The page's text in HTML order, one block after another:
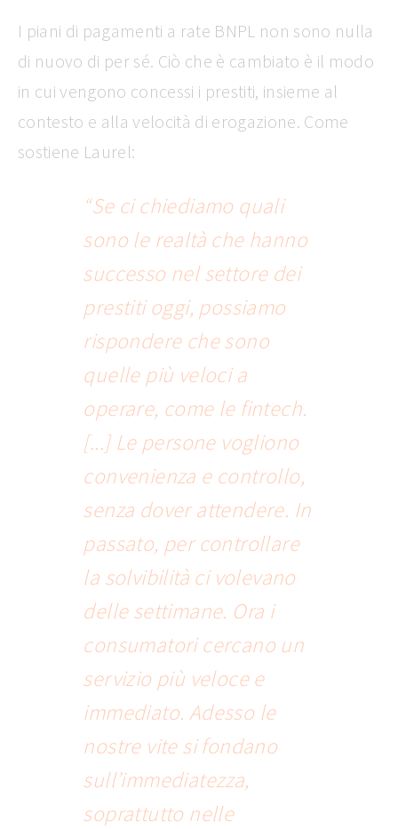
I piani di pagamenti a rate BNPL non sono nulla
di nuovo di per sé. Ciò che è cambiato è il modo
in cui vengono concessi i prestiti, insieme al
contesto e alla velocità di erogazione. Come
sostiene Laurel:
“Se ci chiediamo quali
sono le realtà che hanno
successo nel settore dei
prestiti oggi, possiamo
rispondere che sono
quelle più veloci a
operare, come le fintech.
[...] Le persone vogliono
convenienza e controllo,
senza dover attendere. In
passato, per controllare
la solvibilità ci volevano
delle settimane. Ora i
consumatori cercano un
servizio più veloce e
immediato. Adesso le
nostre vite si fondano
sull’immediatezza,
soprattutto nelle